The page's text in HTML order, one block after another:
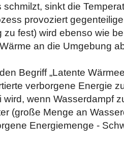
sinkt die
provoziert
zu fest) wird ebenso wie
an die Umgebung
Begriff „Latente
verborgene Energie
wenn Wasserdampf
(große Menge an
Energiemenge -